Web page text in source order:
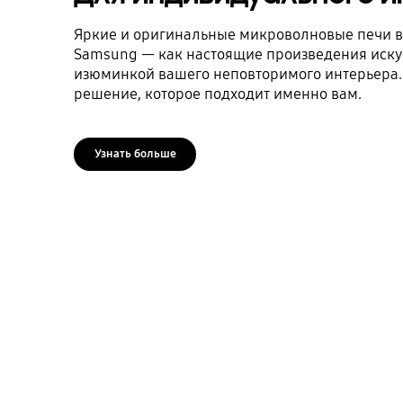
Яркие и оригинальные микроволновые печи в
Samsung — как настоящие произведения
изюминкой вашего неповторимого
решение, которое подходит именно вам.
Узнать больше